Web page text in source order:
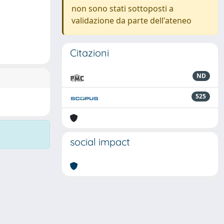
non sono stati sottoposti a
validazione da parte dell'ateneo
Citazioni
ND
525
social impact